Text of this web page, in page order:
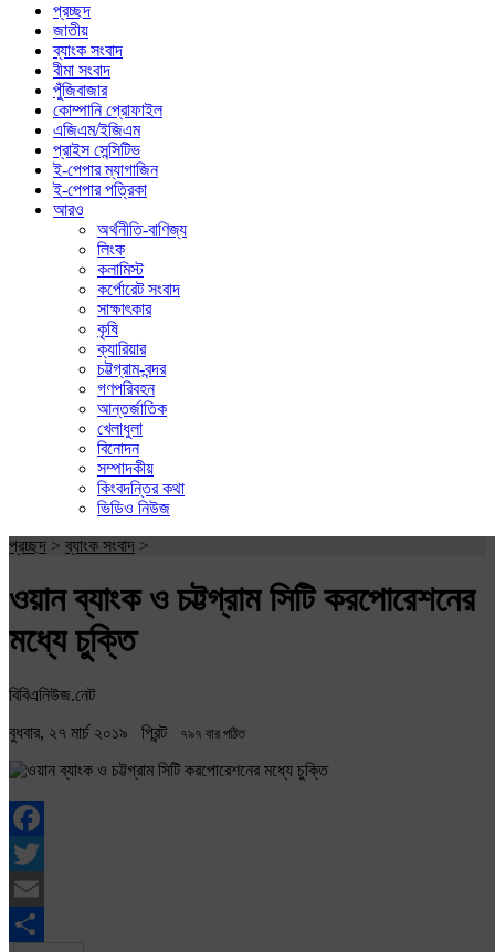
প্রচ্ছদ
জাতীয়
ব্যাংক সংবাদ
বীমা সংবাদ
পুঁজিবাজার
কোম্পানি প্রোফাইল
এজিএম/ইজিএম
প্রাইস সেন্সিটিভ
ই-পেপার ম্যাগাজিন
ই-পেপার পত্রিকা
আরও
অর্থনীতি-বাণিজ্য
লিংক
কলামিস্ট
কর্পোরেট সংবাদ
সাক্ষাৎকার
কৃষি
ক্যারিয়ার
চট্টগ্রাম-বন্দর
গণপরিবহন
আন্তর্জাতিক
খেলাধুলা
বিনোদন
সম্পাদকীয়
কিংবদন্তির কথা
ভিডিও নিউজ
প্রচ্ছদ >ব্যাংক সংবাদ >
ওয়ান ব্যাংক ও চট্টগ্রাম সিটি করপোরেশনের
মধ্যে চুক্তি
বিবিএনিউজ.নেট
বুধবার, ২৭ মার্চ ২০১৯ প্রিন্ট ৭৯৭ বার পঠিত
Facebook
Twitter
Email